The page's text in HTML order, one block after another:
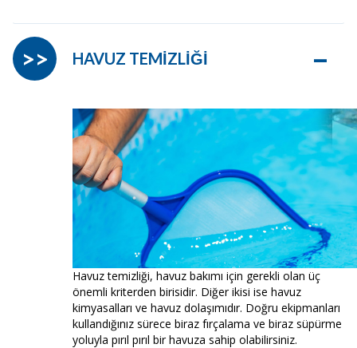
HAVUZ TEMİZLİĞİ –
>>
Havuz temizliği, havuz bakımı için gerekli olan üç
önemli kriterden birisidir. Diğer ikisi ise havuz
kimyasalları ve havuz dolaşımıdır. Doğru ekipmanları
kullandığınız sürece biraz fırçalama ve biraz süpürme
yoluyla pırıl pırıl bir havuza sahip olabilirsiniz.